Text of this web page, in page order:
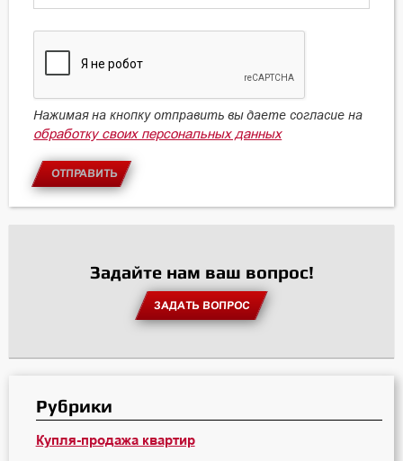
Нажимая на кнопку отправить вы даете согласие на
обработку своих персональных данных
ОТПРАВИТЬ
Задайте нам ваш вопрос!
ЗАДАТЬ ВОПРОС
Рубрики
Купля-продажа квартир